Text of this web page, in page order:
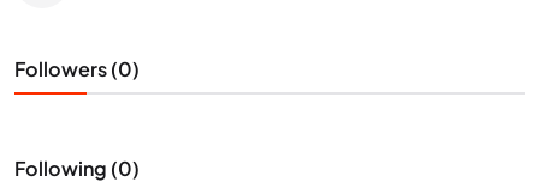
Followers (0)
Following (0)